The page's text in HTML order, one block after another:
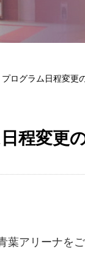
プログラム日程変更
程変更
葉アリーナを